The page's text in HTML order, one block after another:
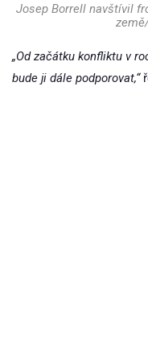
Josep Borrell navštívil
„Od začátku konfliktu v
bude ji dále podporovat,“